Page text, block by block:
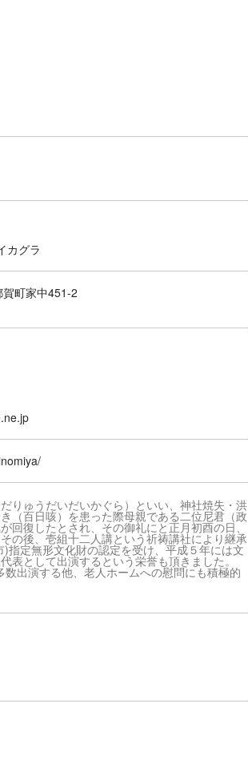
カグラ
町家中451-2
りゅうだいだいかぐら）といい、神社焼失・洪
（百日咳）を患った際母親である二位尼君（政
回復したとされ、その御礼にと正月初酉の日、
の後、壱組十二人講という祈祷講社により継承
指定無形文化財の認定を受け、平成５年には文
表として出演するという栄誉も頂きました。
出演する他、老人ホームへの慰問にも積極的